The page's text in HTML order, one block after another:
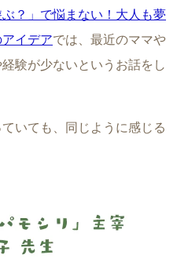
？」で悩まない！大人も夢
イデアでは、最近のママや
験が少ないというお話をし
いても、同じように感じる